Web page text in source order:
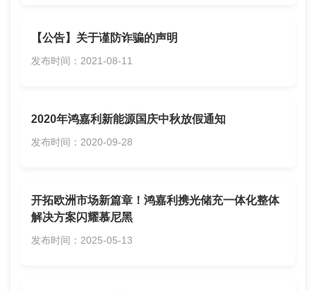
【公告】关于谨防诈骗的声明
发布时间：2021-08-11
2020年鸿嘉利新能源国庆中秋放假通知
发布时间：2020-09-28
开拓欧洲市场新篇章！鸿嘉利携光储充一体化整体
解决方案闪耀慕尼黑
发布时间：2025-05-13